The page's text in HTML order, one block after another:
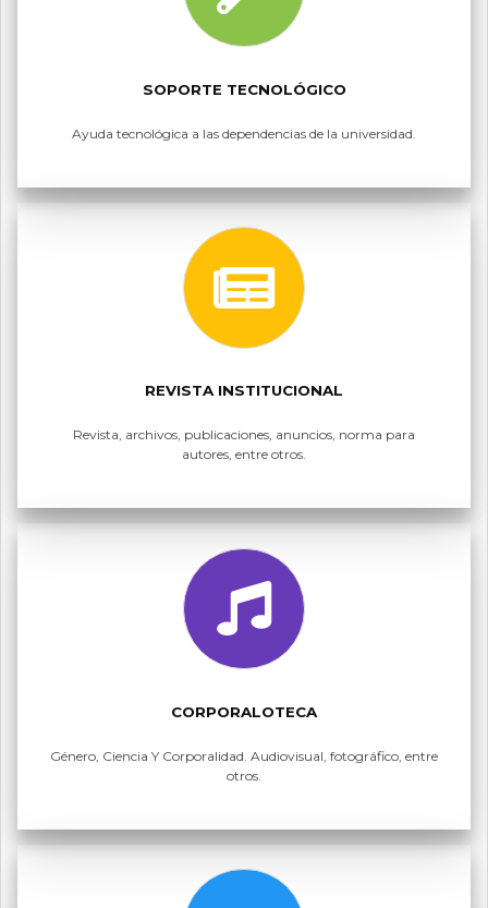
SOPORTE TECNOLÓGICO
Ayuda tecnológica a las dependencias de la universidad.
REVISTA INSTITUCIONAL
Revista, archivos, publicaciones, anuncios, norma para
autores, entre otros.
CORPORALOTECA
Género, Ciencia Y Corporalidad. Audiovisual, fotográfico, entre
otros.